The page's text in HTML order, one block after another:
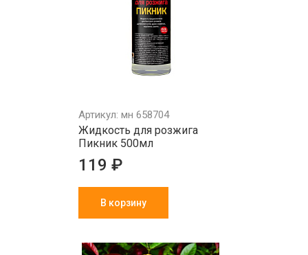
Артикул: мн 658704
Жидкость для розжига
Пикник 500мл
119 ₽
В корзину